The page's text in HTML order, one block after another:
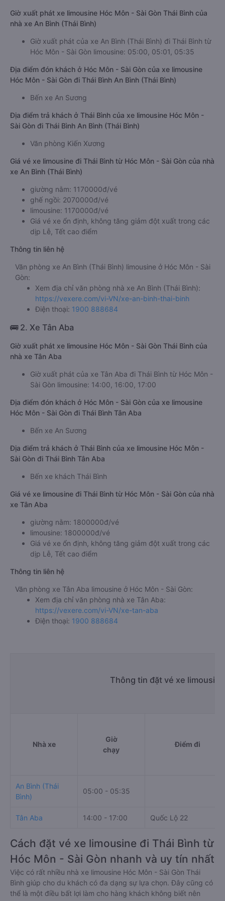
Giờ xuất phát xe limousine Hóc Môn - Sài Gòn Thái Bình của
nhà xe An Bình (Thái Bình)
Giờ xuất phát của xe An Bình (Thái Bình) đi Thái Bình từ
Hóc Môn - Sài Gòn limousine: 05:00, 05:01, 05:35
Địa điểm đón khách ở Hóc Môn - Sài Gòn của xe limousine
Hóc Môn - Sài Gòn đi Thái Bình An Bình (Thái Bình)
Bến xe An Sương
Địa điểm trả khách ở Thái Bình của xe limousine Hóc Môn -
Sài Gòn đi Thái Bình An Bình (Thái Bình)
Văn phòng Kiến Xương
Giá vé xe limousine đi Thái Bình từ Hóc Môn - Sài Gòn của nhà
xe An Bình (Thái Bình)
giường nằm: 1170000đ/vé
ghế ngồi: 2070000đ/vé
limousine: 1170000đ/vé
Giá vé xe ổn định, không tăng giảm đột xuất trong các
dịp Lễ, Tết cao điểm
Thông tin liên hệ
Văn phòng xe An Bình (Thái Bình) limousine ở Hóc Môn - Sài
Gòn:
Xem địa chỉ văn phòng nhà xe An Bình (Thái Bình):
https://vexere.com/vi-VN/xe-an-binh-thai-binh
Điện thoại: 1900 888684
🚌 2. Xe Tân Aba
Giờ xuất phát xe limousine Hóc Môn - Sài Gòn Thái Bình của
nhà xe Tân Aba
Giờ xuất phát của xe Tân Aba đi Thái Bình từ Hóc Môn -
Sài Gòn limousine: 14:00, 16:00, 17:00
Địa điểm đón khách ở Hóc Môn - Sài Gòn của xe limousine
Hóc Môn - Sài Gòn đi Thái Bình Tân Aba
Bến xe An Sương
Địa điểm trả khách ở Thái Bình của xe limousine Hóc Môn -
Sài Gòn đi Thái Bình Tân Aba
Bến xe khách Thái Bình
Giá vé xe limousine đi Thái Bình từ Hóc Môn - Sài Gòn của nhà
xe Tân Aba
giường nằm: 1800000đ/vé
limousine: 1800000đ/vé
Giá vé xe ổn định, không tăng giảm đột xuất trong các
dịp Lễ, Tết cao điểm
Thông tin liên hệ
Văn phòng xe Tân Aba limousine ở Hóc Môn - Sài Gòn:
Xem địa chỉ văn phòng nhà xe Tân Aba:
https://vexere.com/vi-VN/xe-tan-aba
Điện thoại: 1900 888684
Thông tin đặt vé xe
Nhà xe
Giờ
chạy
Điểm đi
An Bình (Thái
Bình)
05:00 - 05:35
Tân Aba 14:00 - 17:00 Quốc Lộ 22
Cách đặt vé xe limousine đi Thái Bình từ
Hóc Môn - Sài Gòn nhanh và uy tín nhất
Việc có rất nhiều nhà xe limousine Hóc Môn - Sài Gòn Thái
Bình giúp cho du khách có đa dạng sự lựa chọn. Đây cũng có
thể là một điều bất lợi làm cho hàng khách không biết nên